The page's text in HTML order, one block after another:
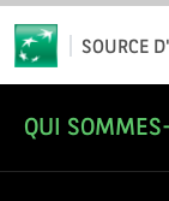
SOURCE
QUI
ACCUEIL/ RAPPORTS
Rapport annuel
Email